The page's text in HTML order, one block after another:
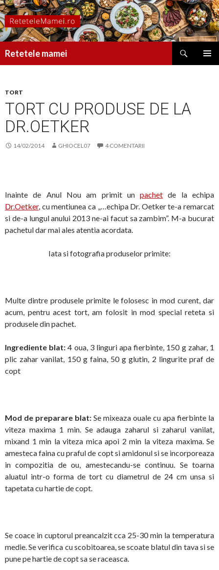
Retetele mamei
TORT
TORT CU PRODUSE DE LA
DR.OETKER
14/02/2014 GHIOCEL07 4 COMENTARII
Inainte de Anul Nou am primit unpachet de la echipa
Dr.Oetker, cu mentiunea ca „…echipa Dr. Oetker te-a remarcat
si de-a lungul anului 2013 ne-ai facut sa zambim”. M-a bucurat
pachetul dar mai ales atentia acordata.
Iata si fotografia produselor primite:
Multe dintre produsele primite le folosesc in mod curent, dar
acum, pentru acest tort, am folosit in mod special reteta si
produsele din pachet.
Ingrediente blat: 4 oua, 3 linguri apa fierbinte, 150 g zahar, 1
plic zahar vanilat, 150 g faina, 50 g glutin, 2 lingurite praf de
copt
Mod de preparare blat: Se mixeaza ouale cu apa fierbinte la
viteza maxima 1 min. Se adauga zaharul si zaharul vanilat,
mixand 1 min la viteza mica apoi 2 min la viteza maxima. Se
amesteca faina cu praful de copt si amidonul si se incorporeaza
in compozitia de ou, amestecandu-se continuu. Se toarna
aluatul intr-o forma de tort cu diametrul de 24 cm unsa si
tapetata cu hartie de copt.
Se coace in cuptorul preancalzit cca 25-30 min la temperatura
medie. Se verifica cu scobitoarea, se scoate blatul din tava si se
pune pe hartie de copt sa se raceasca.